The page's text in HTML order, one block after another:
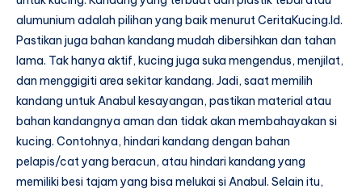
alumunium adalah pilihan yang baik menurut CeritaKucing.Id.
Pastikan juga bahan kandang mudah dibersihkan dan tahan
lama. Tak hanya aktif, kucing juga suka mengendus, menjilat,
dan menggigiti area sekitar kandang. Jadi, saat memilih
kandang untuk Anabul kesayangan, pastikan material atau
bahan kandangnya aman dan tidak akan membahayakan si
kucing. Contohnya, hindari kandang dengan bahan
pelapis/cat yang beracun, atau hindari kandang yang
memiliki besi tajam yang bisa melukai si Anabul. Selain itu,